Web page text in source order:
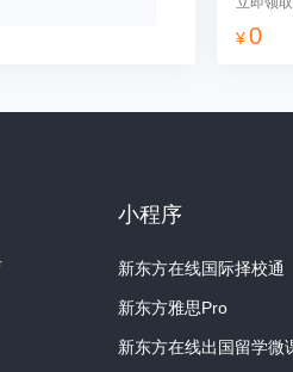
¥0
小程序
新东方在线国际择校通
新东方雅思Pro
新东方在线出国留学微